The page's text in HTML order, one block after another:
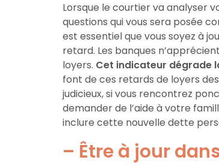
Lorsque le courtier va analyser
questions qui vous sera posée
est essentiel que vous soyez à
retard. Les banques
loyers. Cet indicateur dégrade
font de ces retards de loyers
judicieux, si vous rencontrez
demander de l’aide à votre
inclure cette nouvelle dette
– Être à jour